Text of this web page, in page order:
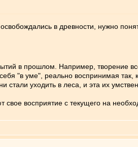
в древности, нужно
в прошлом. Например, творение
"в уме", реально воспринимая
стали уходить в леса, и эта их
восприятие с текущего на